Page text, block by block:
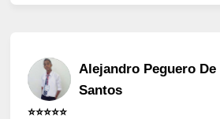
Alejandro Peguero De
Santos
⭐️⭐️⭐️⭐️⭐️